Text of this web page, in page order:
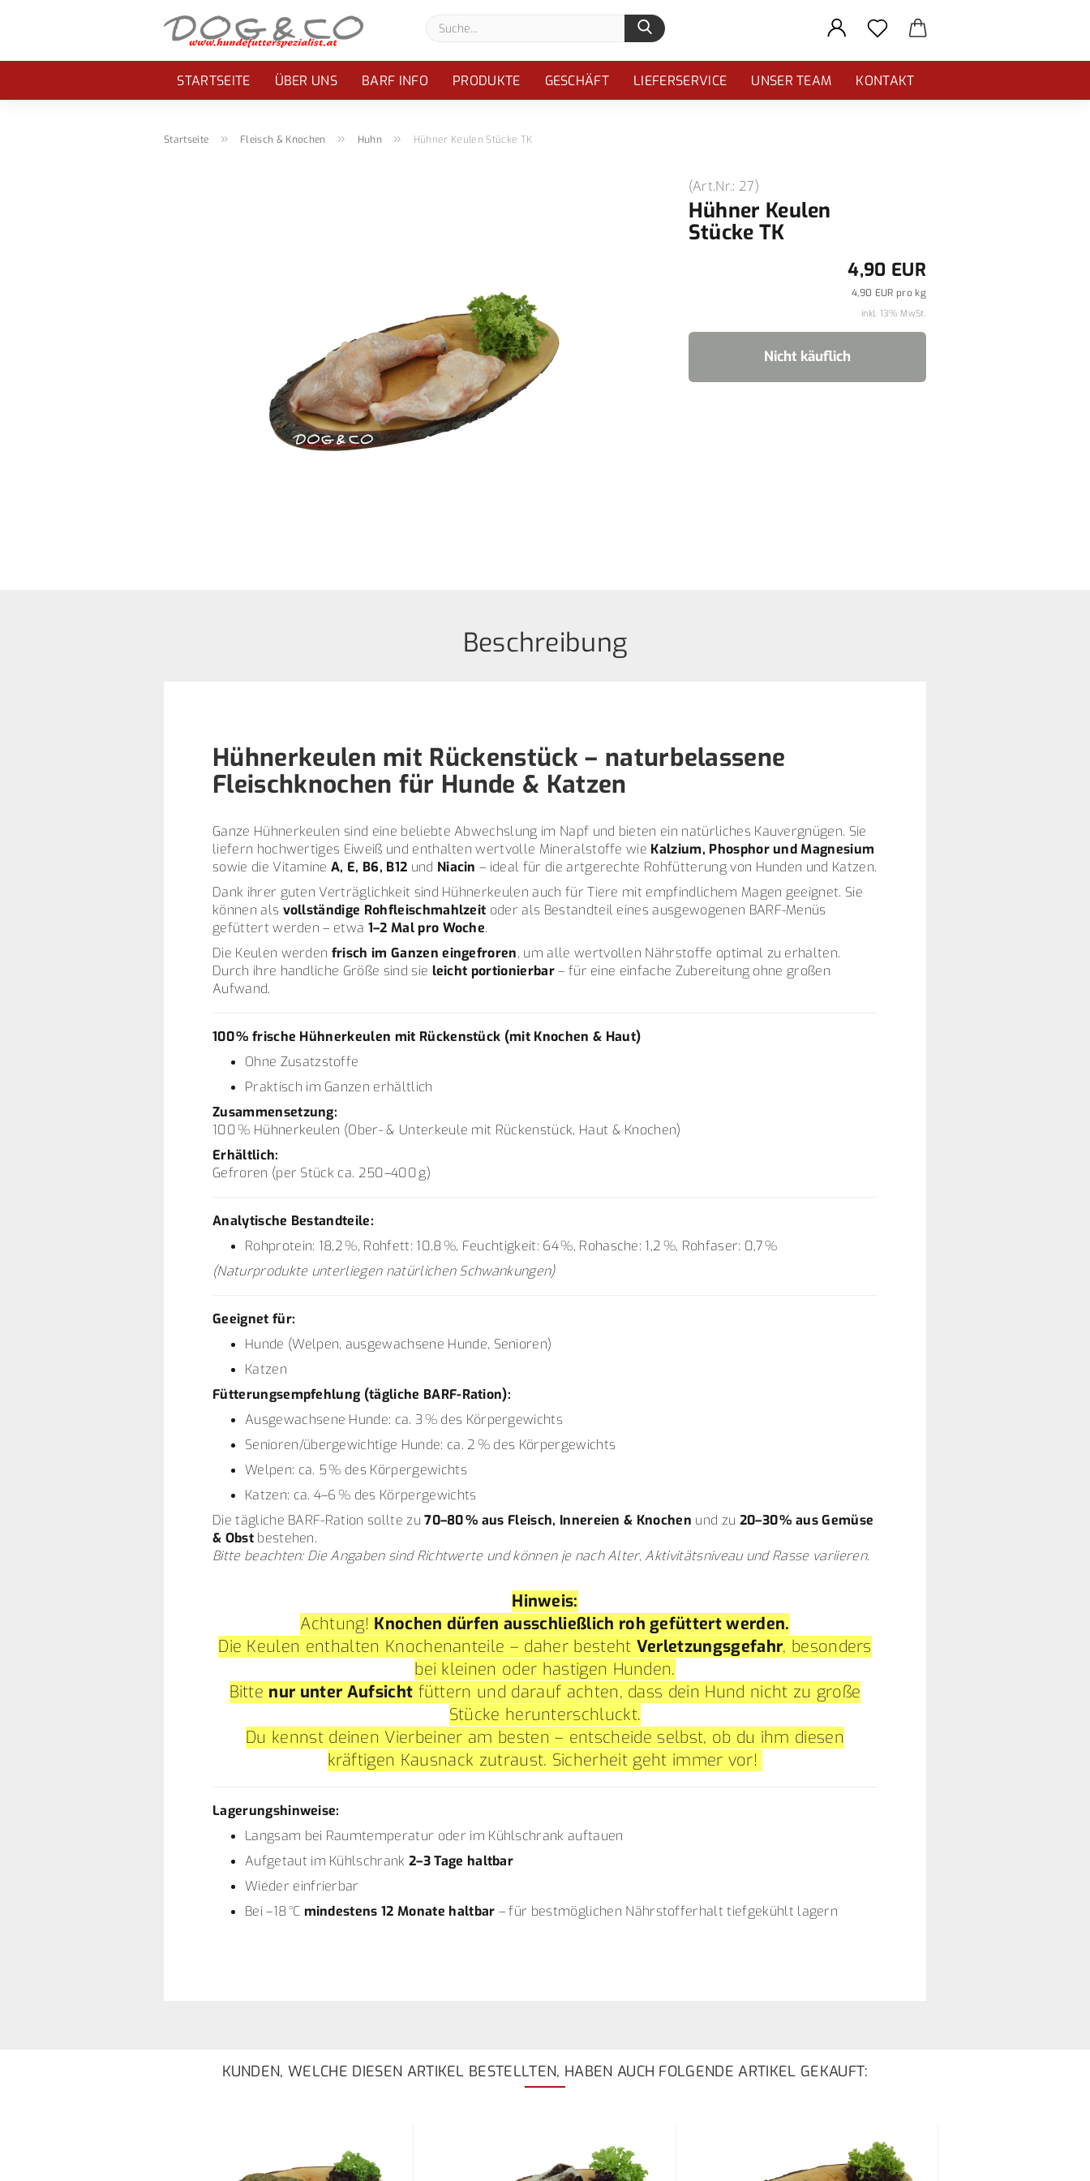
Suche...
STARTSEITE ÜBER UNS BARF INFO PRODUKTE GESCHÄFT LIEFERSERVICE UNSER TEAM KONTAKT
Startseite » Fleisch & Knochen » Huhn » Hühner Keulen Stücke TK
(Art.Nr.: 27)
Hühner Keulen
Stücke TK
4,90 EUR
4,90 EUR pro kg
inkl. 13% MwSt.
Beschreibung
Hühnerkeulen mit Rückenstück – naturbelassene
Fleischknochen für Hunde & Katzen
Ganze Hühnerkeulen sind eine beliebte Abwechslung im Napf und bieten ein natürliches Kauvergnügen. Sie
liefern hochwertiges Eiweiß und enthalten wertvolle Mineralstoffe wie Kalzium, Phosphor und Magnesium
sowie die VitamineA, E, B6, B12 und Niacin – ideal für die artgerechte Rohfütterung von Hunden und Katzen.
Dank ihrer guten Verträglichkeit sind Hühnerkeulen auch für Tiere mit empfindlichem Magen geeignet. Sie
können als vollständige Rohfleischmahlzeit oder als Bestandteil eines ausgewogenen BARF-Menüs
gefüttert werden – etwa 1–2 Mal pro Woche.
Die Keulen werden frisch im Ganzen eingefroren, um alle wertvollen Nährstoffe optimal zu erhalten.
Durch ihre handliche Größe sind sie leicht portionierbar– für eine einfache Zubereitung ohne großen
Aufwand.
100 % frische Hühnerkeulen mit Rückenstück (mit Knochen & Haut)
Ohne Zusatzstoffe
Praktisch im Ganzen erhältlich
Zusammensetzung:
100 % Hühnerkeulen (Ober- & Unterkeule mit Rückenstück, Haut & Knochen)
Erhältlich:
Gefroren (per Stück ca. 250–400 g)
Analytische Bestandteile:
Rohprotein: 18,2 %, Rohfett: 10,8 %, Feuchtigkeit: 64 %, Rohasche: 1,2 %, Rohfaser: 0,7 %
(Naturprodukte unterliegen natürlichen Schwankungen)
Geeignet für:
Hunde (Welpen, ausgewachsene Hunde, Senioren)
Katzen
Fütterungsempfehlung (tägliche BARF-Ration):
Ausgewachsene Hunde: ca. 3 % des Körpergewichts
Senioren/übergewichtige Hunde: ca. 2 % des Körpergewichts
Welpen: ca. 5 % des Körpergewichts
Katzen: ca. 4–6 % des Körpergewichts
Die tägliche BARF-Ration sollte zu70–80 % aus Fleisch, Innereien & Knochen und zu 20–30 % aus Gemüse
& Obstbestehen.
Bitte beachten: Die Angaben sind Richtwerte und können je nach Alter, Aktivitätsniveau und Rasse variieren.
Hinweis:
Achtung! Knochen dürfen ausschließlich roh gefüttert werden.
Die Keulen enthalten Knochenanteile – daher besteht Verletzungsgefahr, besonders
bei kleinen oder hastigen Hunden.
Bitte nur unter Aufsicht füttern und darauf achten, dass dein Hund nicht zu große
Stücke herunterschluckt.
Du kennst deinen Vierbeiner am besten – entscheide selbst, ob du ihm diesen
kräftigen Kausnack zutraust. Sicherheit geht immer vor!
Lagerungshinweise:
Langsam bei Raumtemperatur oder im Kühlschrank auftauen
Aufgetaut im Kühlschrank 2–3 Tage haltbar
Wieder einfrierbar
Bei –18 °C mindestens 12 Monate haltbar – für bestmöglichen Nährstofferhalt tiefgekühlt lagern
KUNDEN, WELCHE DIESEN ARTIKEL BESTELLTEN, HABEN AUCH FOLGENDE ARTIKEL GEKAUFT: